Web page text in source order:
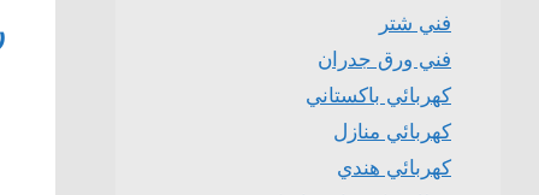
فني شتر
فني ورق جدران
كهربائي باكستاني
كهربائي منازل
كهربائي هندي